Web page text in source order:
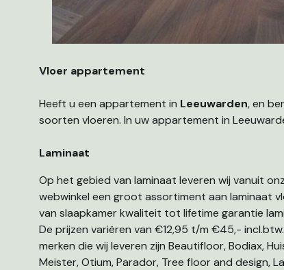
Vloer appartement
Heeft u een appartement in Leeuwarden, en
soorten vloeren. In uw appartement in
Laminaat
Op het gebied van laminaat leveren wij vanuit
webwinkel een groot assortiment aan laminaat
van slaapkamer kwaliteit tot lifetime garantie
De prijzen variëren van €12,95 t/m €45,-
merken die wij leveren zijn Beautifloor, Bodiax,
Meister, Otium, Parador, Tree floor and design,